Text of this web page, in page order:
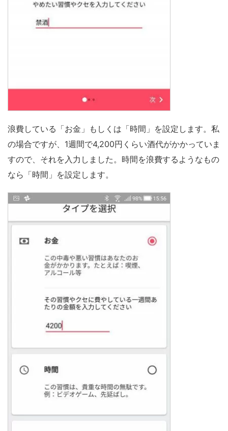
浪費している「お金」もしくは「時間」を設定します。私
の場合ですが、1週間で4,200円くらい酒代がかかっていま
すので、それを入力しました。時間を浪費するようなもの
なら「時間」を設定します。